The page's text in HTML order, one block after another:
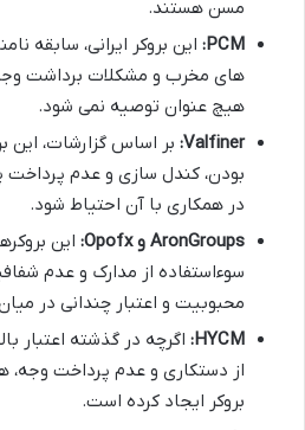
مسن هستند.
PCM: این بروکر ایرانی، سابقه
های مخرب و مشکلات برداشت
هیچ عنوان توصیه نمی شود.
Valfiner: بر اساس گزارشات، این
بودن، کندل سازی و عدم
در همکاری با آن احتیاط شود.
AronGroups و Opofx:
این
سوءاستفاده از مدارک و عدم
محبوبیت و اعتبار چندانی در
HYCM: اگرچه در گذشته اعتبار
از دستکاری و عدم پرداخت وجه،
بروکر ایجاد کرده است.